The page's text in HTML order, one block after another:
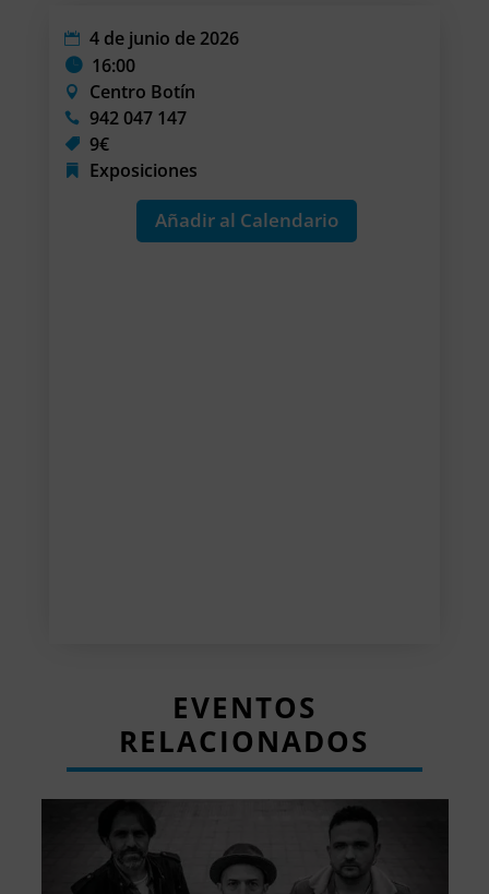
4 de junio de 2026
16:00
Centro Botín
942 047 147
9€
Exposiciones
Añadir al Calendario
EVENTOS
RELACIONADOS